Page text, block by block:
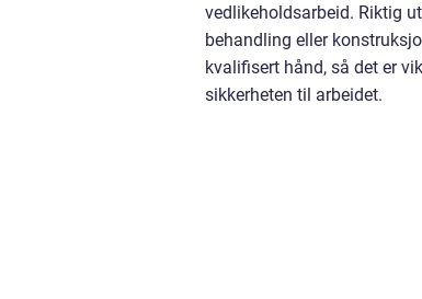
vedlikeholdsarbeid. Riktig
behandling eller
kvalifisert hånd, så det er
sikkerheten til arbeidet.